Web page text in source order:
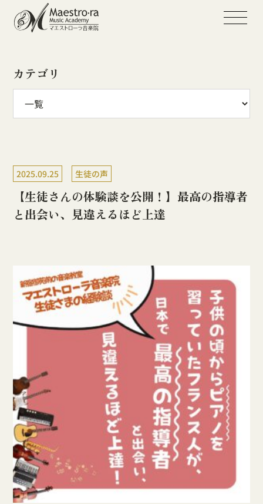
TOP
お知らせ
【生徒さんの体験談を公開！】最高の指導者と出会い、見違えるほど
上達
カテゴリ
2025.09.25 生徒の声
【生徒さんの体験談を公開！】最高の指導者
と出会い、見違えるほど上達